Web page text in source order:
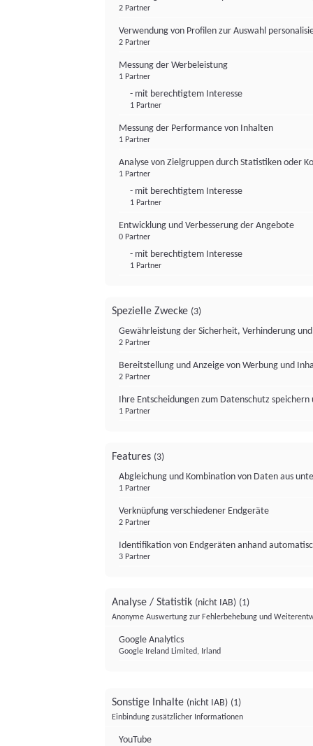
2 Partner
Verwendung von Profilen zur Auswahl
2 Partner
Messung der Werbeleistung
1 Partner
- mit berechtigtem Interesse
1 Partner
Messung der Performance von Inhalten
1 Partner
Analyse von Zielgruppen durch Statistiken oder
1 Partner
- mit berechtigtem Interesse
1 Partner
Entwicklung und Verbesserung der Angebote
0 Partner
- mit berechtigtem Interesse
1 Partner
Spezielle Zwecke (3)
Gewährleistung der Sicherheit, Verhinderung
2 Partner
Bereitstellung und Anzeige von Werbung und
2 Partner
Ihre Entscheidungen zum Datenschutz
1 Partner
Features (3)
Abgleichung und Kombination von Daten aus
1 Partner
Verknüpfung verschiedener Endgeräte
2 Partner
Identifikation von Endgeräten anhand
3 Partner
Analyse / Statistik (nicht IAB) (1)
Anonyme Auswertung zur Fehlerbehebung und
Google Analytics
Google Ireland Limited, Irland
Sonstige Inhalte (nicht IAB) (1)
Einbindung zusätzlicher Informationen
YouTube